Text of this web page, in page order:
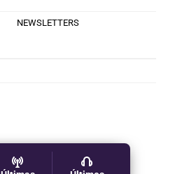
NEWSLETTERS